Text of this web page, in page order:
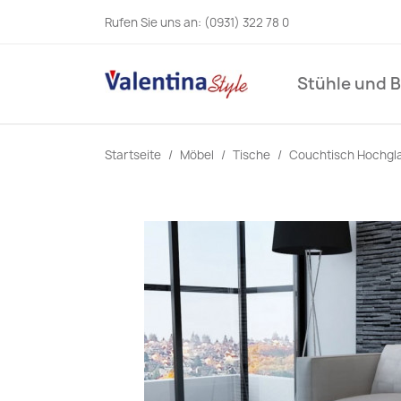
Rufen Sie uns an: (0931) 322 78 0
Stühle und
Startseite Möbel Tische Couchtisch